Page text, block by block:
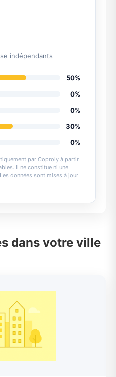
indépendants
50%
0%
0%
30%
0%
par Coproly à partir
Il ne constitue ni une
données sont mises à jour
dans votre ville